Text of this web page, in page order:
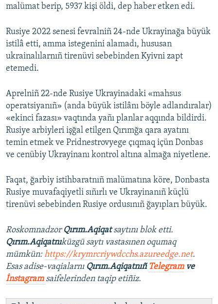
malümat berip, 5937 kişi öldi, dep haber etken edi.
Rusiye 2022 senesi fevralniñ 24-nde Ukrayinağa büyük
istilâ etti, amma istegenini alamadı, hususan
ukrainalılarnıñ tirenüvi sebebinden Kyivni zapt
etemedi.
Aprelniñ 22-nde Rusiye Ukrayinadaki «mahsus
operatsiyanıñ» (anda büyük istilânı böyle adlandıralar)
«ekinci fazası» vaqtında yañı planlar aqqında bildirdi.
Rusiye arbiyleri işğal etilgen Qırımğa qara ayatını
temin etmek ve Pridnestrovyege çıqmaq içün Donbas
ve cenübiy Ukrayinanı kontrol altına almağa niyetlene.
Faqat, ğarbiy istihbaratnıñ malümatına köre, Donbasta
Rusiye muvafaqiyetli sıñırlı ve Ukrayinanıñ küçlü
tirenüvi sebebinden Rusiye ordusınıñ ğayıpları büyük.
Roskomnadzor Qırım.Aqiqatsaytını blok etti.
Qırım.Aqiqatnıküzgü saytı vastasınen oqumaq
mümkün:https://krymrcriywdcchs.azureedge.net.
Esas adise-vaqialarnı Qırım.Aqiqatnıñ Telegramve
İnstagram saifelerinden taqip etiñiz.